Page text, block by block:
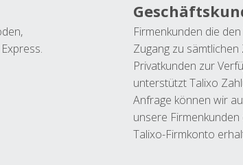
Firmenkunden die
Zugang zu
Privatkunden zur
unterstützt Talixo
Anfrage können wir
unsere
Talixo-Firmkonto